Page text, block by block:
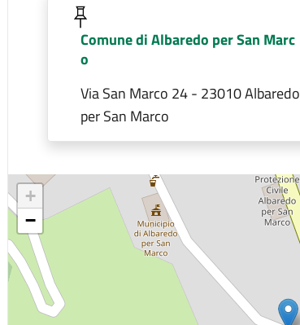
Comune di Albaredo per San Marc
o
Via San Marco 24 - 23010 Albaredo
per San Marco
+
−